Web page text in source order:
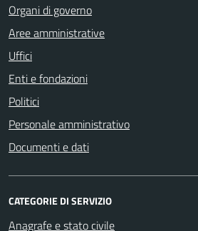
Organi di governo
Aree amministrative
Uffici
Enti e fondazioni
Politici
Personale amministrativo
Documenti e dati
CATEGORIE DI SERVIZIO
Anagrafe e stato civile